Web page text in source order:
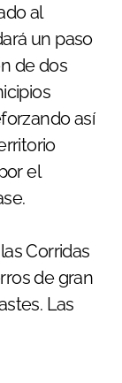
al
un paso
de dos
así
el
Corridas
de gran
Las